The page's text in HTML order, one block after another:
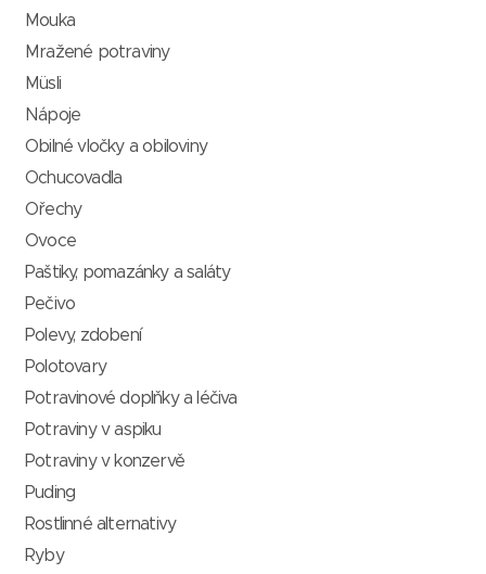
Mouka
Mražené potraviny
Müsli
Nápoje
Obilné vločky a obiloviny
Ochucovadla
Ořechy
Ovoce
Paštiky, pomazánky a saláty
Pečivo
Polevy, zdobení
Polotovary
Potravinové doplňky a léčiva
Potraviny v aspiku
Potraviny v konzervě
Puding
Rostlinné alternativy
Ryby